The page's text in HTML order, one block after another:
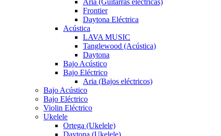
Aria (Guitarras eléctricas)
Frontier
Daytona Eléctrica
Acústica
LAVA MUSIC
Tanglewood (Acústica)
Daytona
Bajo Acústico
Bajo Eléctrico
Aria (Bajos eléctricos)
Bajo Acústico
Bajo Eléctrico
Violin Eléctrico
Ukelele
Ortega (Ukelele)
Daytona (Ukelele)